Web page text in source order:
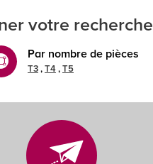
votre recherche
Par nombre de pièces
T3 T4 T5